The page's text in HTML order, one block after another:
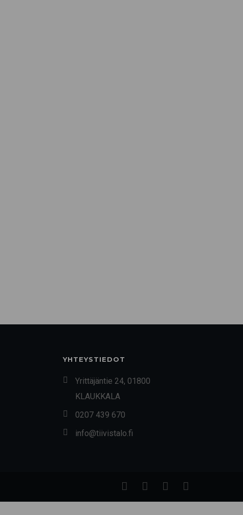
YHTEYSTIEDOT
Yrittäjäntie 24, 01800
KLAUKKALA
0207 439 670
info@tiivistalo.fi